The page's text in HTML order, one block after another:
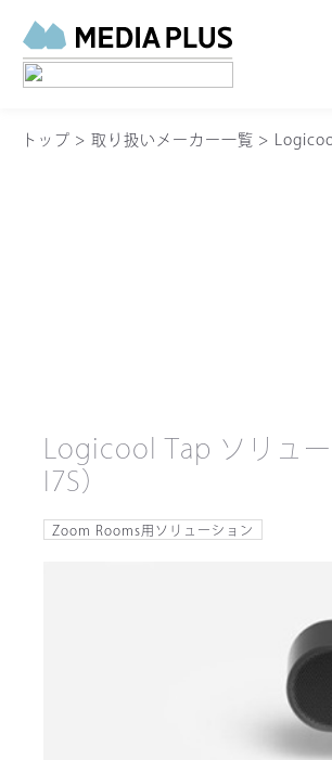
トップ > 取り扱いメーカー一覧 >
Logicool Tap ソリュ
I7S）
Zoom Rooms用ソリューション